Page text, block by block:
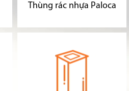
Thùng rác nhựa Paloca